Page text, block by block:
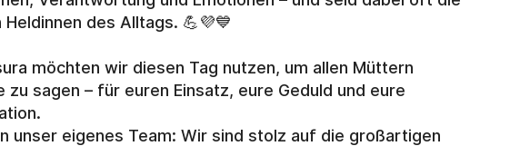
Heldinnen des Alltags. 💪💜💙
möchten wir diesen Tag nutzen, um allen Müttern
zu sagen – für euren Einsatz, eure Geduld und eure
unser eigenes Team: Wir sind stolz auf die großartigen